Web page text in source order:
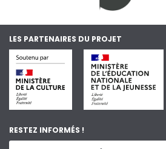
LES PARTENAIRES DU PROJET
RESTEZ INFORMÉS !